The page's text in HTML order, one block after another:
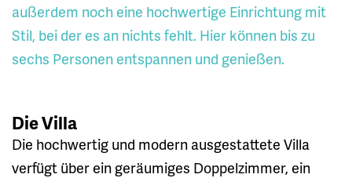
außerdem noch eine hochwertige Einrichtung mit
Stil, bei der es an nichts fehlt. Hier können bis zu
sechs Personen entspannen und genießen.
Die Villa
Die hochwertig und modern ausgestattete Villa
verfügt über ein geräumiges Doppelzimmer, ein